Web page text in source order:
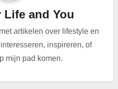
Life and You
artikelen over lifestyle en
inspireren, of
mijn pad komen.